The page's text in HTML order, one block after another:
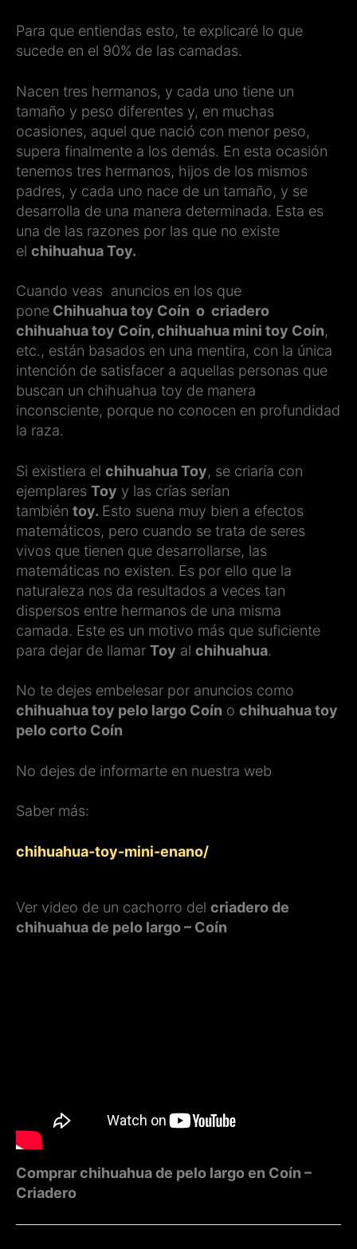
Para que entiendas esto, te explicaré lo que
sucede en el 90% de las camadas.
Nacen tres hermanos, y cada uno tiene un
tamaño y peso diferentes y, en muchas
ocasiones, aquel que nació con menor peso,
supera finalmente a los demás. En esta ocasión
tenemos tres hermanos, hijos de los mismos
padres, y cada uno nace de un tamaño, y se
desarrolla de una manera determinada. Esta es
una de las razones por las que no existe
el chihuahua Toy.
Cuando veas anuncios en los que
pone Chihuahua toy Coín o criadero
chihuahua toy Coín, chihuahua mini toy Coín,
etc., están basados en una mentira, con la única
intención de satisfacer a aquellas personas que
buscan un chihuahua toy de manera
inconsciente, porque no conocen en profundidad
la raza.
Si existiera el chihuahua Toy, se criaría con
ejemplares Toy y las crías serían
también toy. Esto suena muy bien a efectos
matemáticos, pero cuando se trata de seres
vivos que tienen que desarrollarse, las
matemáticas no existen. Es por ello que la
naturaleza nos da resultados a veces tan
dispersos entre hermanos de una misma
camada. Este es un motivo más que suficiente
para dejar de llamar Toy al chihuahua.
No te dejes embelesar por anuncios como
chihuahua toy pelo largo Coín o chihuahua toy
pelo corto Coín
No dejes de informarte en nuestra web
Saber más:
chihuahua-toy-mini-enano/
Ver video de un cachorro del criadero de
chihuahua de pelo largo – Coín
Comprar chihuahua de pelo largo en Coín –
Criadero